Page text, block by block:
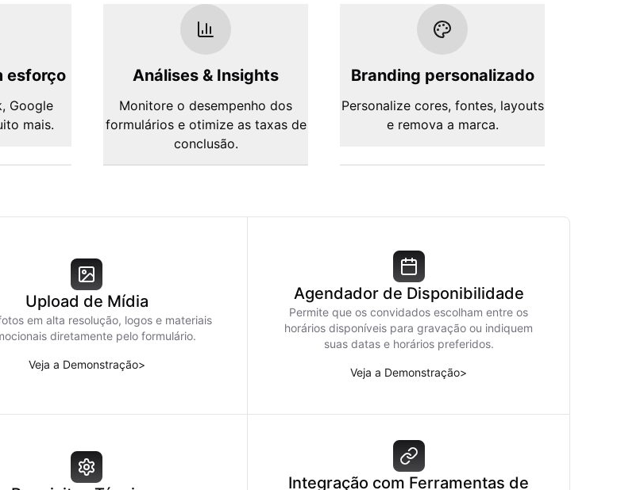
esforço
Google
mais.
Análises & Insights
Monitore o desempenho dos
formulários e otimize as taxas de
conclusão.
Branding personalizado
Personalize cores, fontes, layouts
e remova a marca.
Upload de Mídia
em alta resolução, logos e materiais
diretamente pelo formulário.
Veja a Demonstração>
Agendador de Disponibilidade
Permite que os convidados escolham entre os
horários disponíveis para gravação ou indiquem
suas datas e horários preferidos.
Veja a Demonstração>
Integração com Ferramentas de